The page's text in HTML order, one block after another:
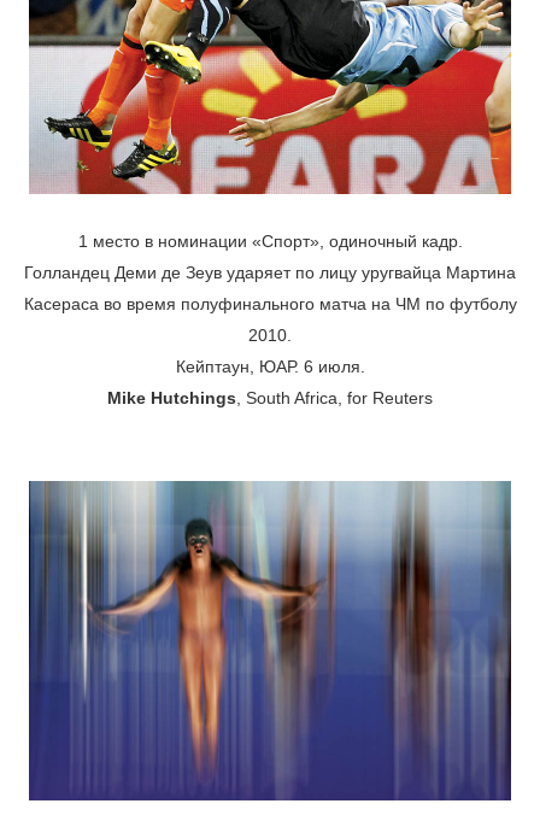
1 место в номинации «Спорт», одиночный кадр.
Голландец Деми де Зеув ударяет по лицу уругвайца Мартина
Касераса во время полуфинального матча на ЧМ по футболу
2010.
Кейптаун, ЮАР. 6 июля.
Mike Hutchings , South Africa, for Reuters